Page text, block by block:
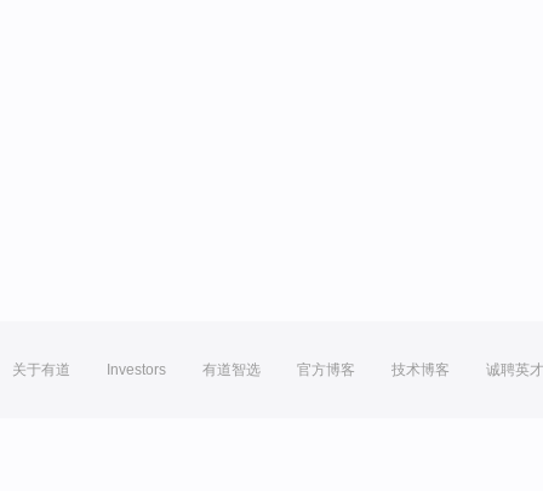
关于有道 Investors 有道智选 官方博客 技术博客 诚聘英才